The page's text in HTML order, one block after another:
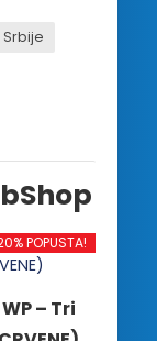
POPUSTA!
– Tri